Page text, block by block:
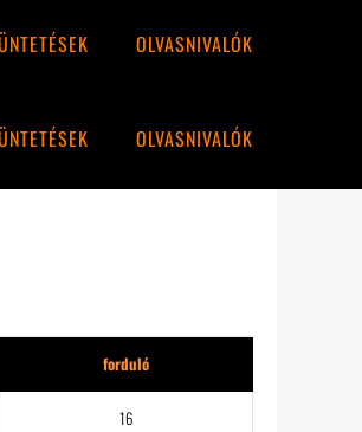
OLVASNIVALÓK
OLVASNIVALÓK
forduló
16